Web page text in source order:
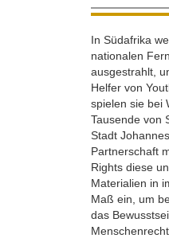
In Südafrika
nationalen
ausgestrahlt,
Helfer von
spielen sie bei
Tausende von
Stadt
Partnerschaft
Rights diese
Materialien in
Maß ein, um
das